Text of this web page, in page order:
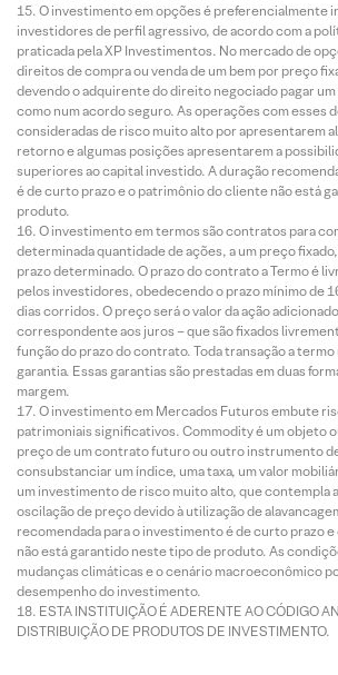
O investimento em opções é preferencialmente
investidores de perfil agressivo, de acordo com a
praticada pela XP Investimentos. No mercado de
direitos de compra ou venda de um bem por preço
devendo o adquirente do direito negociado pagar
como num acordo seguro. As operações com esses
consideradas de risco muito alto por apresentarem
retorno e algumas posições apresentarem a
superiores ao capital investido. A duração
é de curto prazo e o patrimônio do cliente não está
produto.
O investimento em termos são contratos para
determinada quantidade de ações, a um preço
prazo determinado. O prazo do contrato a Termo é
pelos investidores, obedecendo o prazo mínimo de
dias corridos. O preço será o valor da ação
correspondente aos juros – que são fixados
função do prazo do contrato. Toda transação a
garantia. Essas garantias são prestadas em duas
margem.
O investimento em Mercados Futuros embute
patrimoniais significativos. Commodity é um objeto
preço de um contrato futuro ou outro instrumento
consubstanciar um índice, uma taxa, um valor
um investimento de risco muito alto, que contempla
oscilação de preço devido à utilização de
recomendada para o investimento é de curto prazo
não está garantido neste tipo de produto. As
mudanças climáticas e o cenário macroeconômico
desempenho do investimento.
ESTA INSTITUIÇÃO É ADERENTE AO CÓDIGO
DISTRIBUIÇÃO DE PRODUTOS DE INVESTIMENTO.